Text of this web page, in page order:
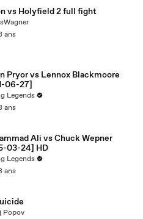
vs Holyfield 2 full fight
ans
Pryor vs Lennox Blackmoore
06-27]
Legends
ans
Ali vs Chuck Wepner
03-24] HD
Legends
ans
Popov